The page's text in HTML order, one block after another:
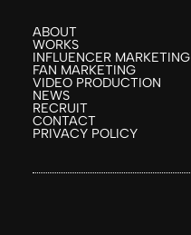
ABOUT
WORKS
INFLUENCER MARKETING
FAN MARKETING
VIDEO PRODUCTION
NEWS
RECRUIT
CONTACT
PRIVACY POLICY